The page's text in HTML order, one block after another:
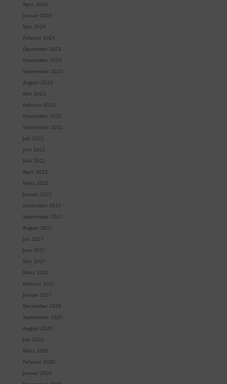
April 2025
Januar 2025
Mai 2024
Februar 2024
Dezember 2023
November 2023
September 2023
August 2023
Mai 2023
Februar 2023
November 2022
September 2022
Juli 2022
Juni 2022
Mai 2022
April 2022
März 2022
Januar 2022
Dezember 2021
September 2021
August 2021
Juli 2021
Juni 2021
Mai 2021
März 2021
Februar 2021
Januar 2021
Dezember 2020
September 2020
August 2020
Juli 2020
März 2020
Februar 2020
Januar 2020